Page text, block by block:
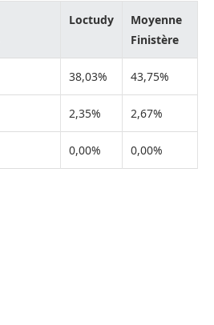
Loctudy
Moyenne
Finistère
38,03% 43,75%
2,35% 2,67%
0,00% 0,00%